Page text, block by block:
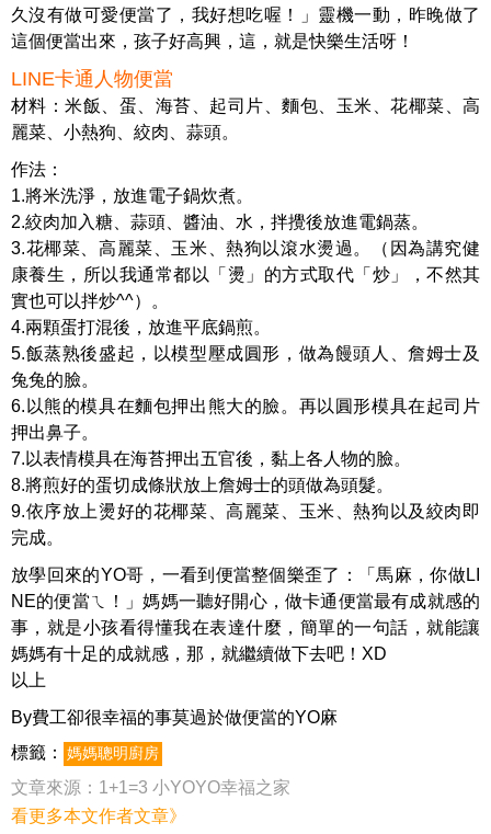
久沒有做可愛便當了，我好想吃喔！」靈機一動，昨晚做了
這個便當出來，孩子好高興，這，就是快樂生活呀！
LINE卡通人物便當
材料：米飯、蛋、海苔、起司片、麵包、玉米、花椰菜、高
麗菜、小熱狗、絞肉、蒜頭。
作法：
1.將米洗淨，放進電子鍋炊煮。
2.絞肉加入糖、蒜頭、醬油、水，拌攪後放進電鍋蒸。
3.花椰菜、高麗菜、玉米、熱狗以滾水燙過。（因為講究健
康養生，所以我通常都以「燙」的方式取代「炒」，不然其
實也可以拌炒^^）。
4.兩顆蛋打混後，放進平底鍋煎。
5.飯蒸熟後盛起，以模型壓成圓形，做為饅頭人、詹姆士及
兔兔的臉。
6.以熊的模具在麵包押出熊大的臉。再以圓形模具在起司片
押出鼻子。
7.以表情模具在海苔押出五官後，黏上各人物的臉。
8.將煎好的蛋切成條狀放上詹姆士的頭做為頭髮。
9.依序放上燙好的花椰菜、高麗菜、玉米、熱狗以及絞肉即
完成。
放學回來的YO哥，一看到便當整個樂歪了：「馬麻，你做LI
NE的便當ㄟ！」媽媽一聽好開心，做卡通便當最有成就感的
事，就是小孩看得懂我在表達什麼，簡單的一句話，就能讓
媽媽有十足的成就感，那，就繼續做下去吧！XD
以上
By費工卻很幸福的事莫過於做便當的YO麻
標籤：
媽媽聰明廚房
文章來源： 1+1=3 小YOYO幸福之家
看更多本文作者文章》